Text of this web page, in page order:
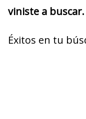
viniste a buscar.
Éxitos en tu